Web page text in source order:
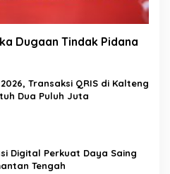
Dugaan Tindak Pidana
Transaksi QRIS di Kalteng
Dua Puluh Juta
Digital Perkuat Daya Saing
Tengah